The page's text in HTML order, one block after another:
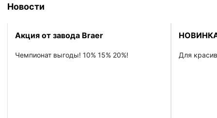
Новости
Акция от завода Braer
Чемпионат выгоды! 10% 15% 20%! Для